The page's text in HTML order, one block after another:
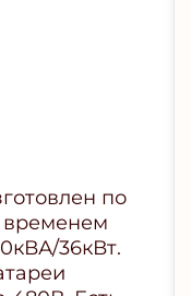
по
временем
36кВт.